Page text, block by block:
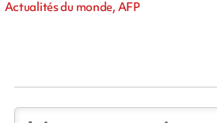
Actualités du monde, AFP